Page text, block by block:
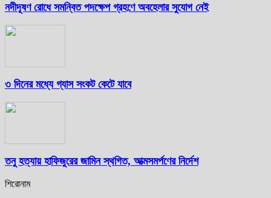
নদীদূষণ রোধে সমন্বিত পদক্ষেপ গ্রহণে অবহেলার সুযোগ নেই
৩ দিনের মধ্যে গ্যাস সংকট কেটে যাবে
তনু হত্যায় হাফিজুরের জামিন স্থগিত, আত্মসমর্পণের নির্দেশ
শিরোনাম